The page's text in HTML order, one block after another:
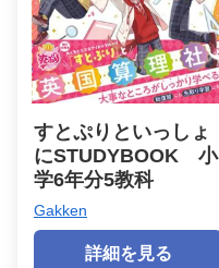
すとぷりといっしょ
にSTUDYBOOK 小
学6年分5教科
Gakken
詳細を見る